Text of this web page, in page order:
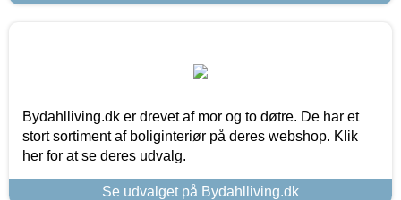
Bydahlliving.dk er drevet af mor og to døtre. De har et
stort sortiment af boliginteriør på deres webshop. Klik
her for at se deres udvalg.
Se udvalget på Bydahlliving.dk